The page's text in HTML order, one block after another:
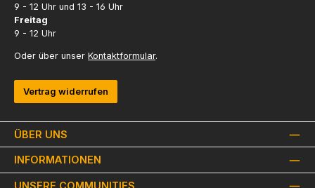
ÜBER UNS
INFORMATIONEN
9 - 12 Uhr und 13 - 16 Uhr
Freitag
9 - 12 Uhr
Oder über unser Kontaktformular.
Vertrag widerrufen
UNSERE COMMUNITIES